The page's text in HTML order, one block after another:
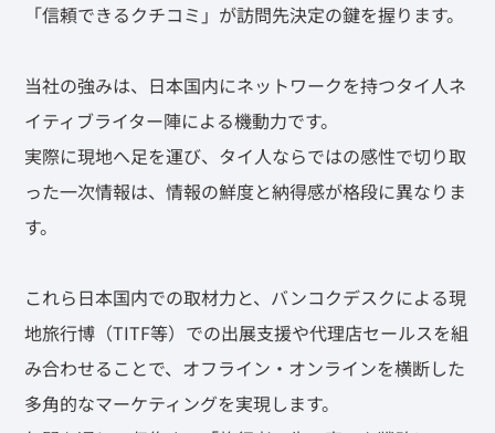
「信頼できるクチコミ」が訪問先決定の鍵を握ります。
当社の強みは、日本国内にネットワークを持つタイ人ネ
イティブライター陣による機動力です。
実際に現地へ足を運び、タイ人ならではの感性で切り取
った一次情報は、情報の鮮度と納得感が格段に異なりま
す。
これら日本国内での取材力と、バンコクデスクによる現
地旅行博（TITF等）での出展支援や代理店セールスを組
み合わせることで、オフライン・オンラインを横断した
多角的なマーケティングを実現します。